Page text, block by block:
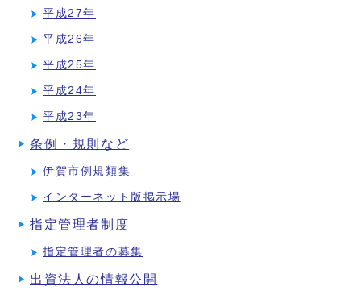
平成27年
平成26年
平成25年
平成24年
平成23年
条例・規則など
伊賀市例規類集
インターネット版掲示場
指定管理者制度
指定管理者の募集
出資法人の情報公開